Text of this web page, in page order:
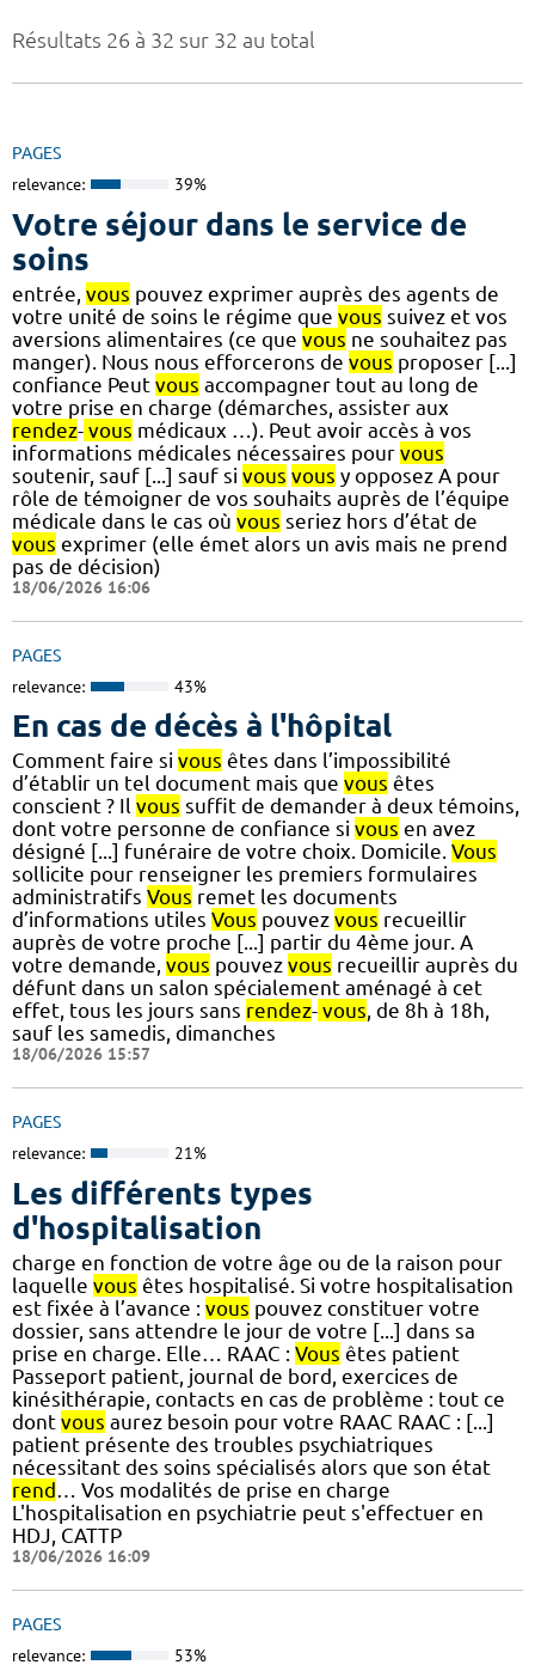
Résultats 26 à 32 sur 32 au total
PAGES
relevance: 39%
Votre séjour dans le service de
soins
entrée, vous pouvez exprimer auprès des agents de
votre unité de soins le régime que vous suivez et vos
aversions alimentaires (ce que vous ne souhaitez pas
manger). Nous nous efforcerons de vous proposer [...]
confiance Peut vous accompagner tout au long de
votre prise en charge (démarches, assister aux
rendez- vous médicaux …). Peut avoir accès à vos
informations médicales nécessaires pour vous
soutenir, sauf [...] sauf si vous vous y opposez A pour
rôle de témoigner de vos souhaits auprès de l’équipe
médicale dans le cas où vous seriez hors d’état de
vous exprimer (elle émet alors un avis mais ne prend
pas de décision)
18/06/2026 16:06
PAGES
relevance: 43%
En cas de décès à l'hôpital
Comment faire si vous êtes dans l’impossibilité
d’établir un tel document mais que vous êtes
conscient ? Il vous suffit de demander à deux témoins,
dont votre personne de confiance si vous en avez
désigné [...] funéraire de votre choix. Domicile. Vous
sollicite pour renseigner les premiers formulaires
administratifs Vous remet les documents
d’informations utiles Vous pouvez vous recueillir
auprès de votre proche [...] partir du 4ème jour. A
votre demande, vous pouvez vous recueillir auprès du
défunt dans un salon spécialement aménagé à cet
effet, tous les jours sans rendez- vous, de 8h à 18h,
sauf les samedis, dimanches
18/06/2026 15:57
PAGES
relevance: 21%
Les différents types
d'hospitalisation
charge en fonction de votre âge ou de la raison pour
laquelle vous êtes hospitalisé. Si votre hospitalisation
est fixée à l’avance : vous pouvez constituer votre
dossier, sans attendre le jour de votre [...] dans sa
prise en charge. Elle… RAAC : Vous êtes patient
Passeport patient, journal de bord, exercices de
kinésithérapie, contacts en cas de problème : tout ce
dont vous aurez besoin pour votre RAAC RAAC : [...]
patient présente des troubles psychiatriques
nécessitant des soins spécialisés alors que son état
rend … Vos modalités de prise en charge
L'hospitalisation en psychiatrie peut s'effectuer en
HDJ, CATTP
18/06/2026 16:09
PAGES
relevance: 53%